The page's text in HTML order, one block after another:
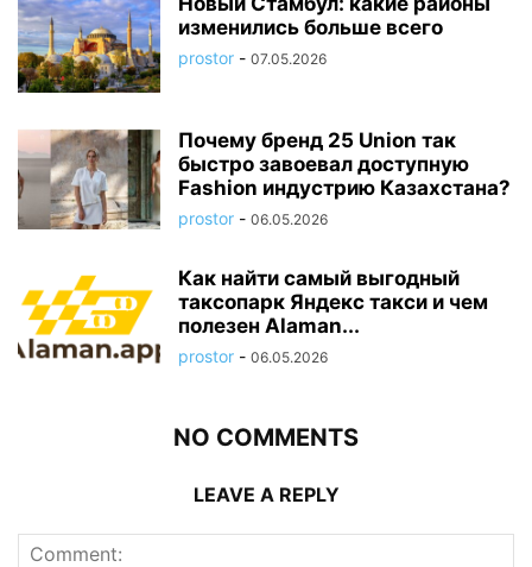
изменились больше всего
prostor - 07.05.2026
Почему бренд 25 Union так
быстро завоевал доступную
Fashion индустрию Казахстана?
prostor - 06.05.2026
Как найти самый выгодный
таксопарк Яндекс такси и чем
полезен Alaman...
prostor - 06.05.2026
NO COMMENTS
LEAVE A REPLY